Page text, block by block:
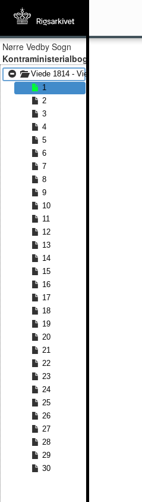
Nørre Vedby Sogn
Kontraministerialbog
Viede 1814 - Viede 1841
1
2
3
4
5
6
7
8
9
10
11
12
13
14
15
16
17
18
19
20
21
22
23
24
25
26
27
28
29
30